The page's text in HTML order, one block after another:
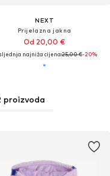
NEXT
Prijelazna jakna
Od 20,00 €
najniža cijena:25,00 €-20%
proizvoda